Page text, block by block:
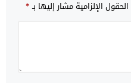
الحقول الإلزامية مشار إليها بـ*